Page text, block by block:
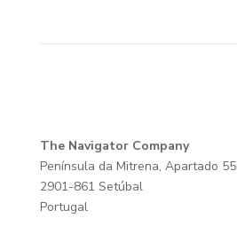
The Navigator Company
Península da Mitrena, Apartado 55
2901-861 Setúbal
Portugal